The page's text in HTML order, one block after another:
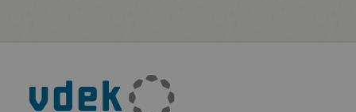
Fußleisten-
Navigation